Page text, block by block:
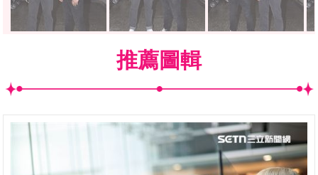
推薦圖輯